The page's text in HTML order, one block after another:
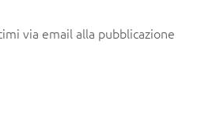
via email alla pubblicazione